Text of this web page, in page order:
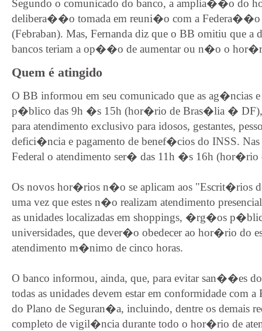
Segundo o comunicado do banco, a amplia��o do
delibera��o tomada em reuni�o com a Federa��o
(Febraban). Mas, Fernanda diz que o BB omitiu que a
bancos teriam a op��o de aumentar ou n�o o
Quem é atingido
O BB informou em seu comunicado que as ag�ncias
p�blico das 9h �s 15h (hor�rio de Bras�lia � DF),
para atendimento exclusivo para idosos, gestantes,
defici�ncia e pagamento de benef�cios do INSS.
Federal o atendimento ser� das 11h �s 16h
Os novos hor�rios n�o se aplicam aos "Escrit�rios
uma vez que estes n�o realizam atendimento
as unidades localizadas em shoppings, �rg�os
universidades, que dever�o obedecer ao hor�rio do
atendimento m�nimo de cinco horas.
O banco informou, ainda, que, para evitar san��es
todas as unidades devem estar em conformidade
do Plano de Seguran�a, incluindo, dentre os demais
completo de vigil�ncia durante todo o hor�rio de